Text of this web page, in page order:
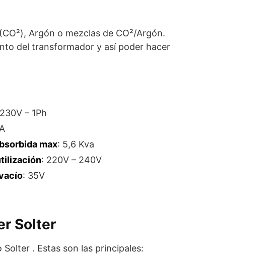
(CO²), Argón o mezclas de CO²/Argón.
del transformador y así poder hacer
230V – 1Ph
max: 5,6 Kva
: 220V – 240V
: 35V
Solter
. Estas son las principales: